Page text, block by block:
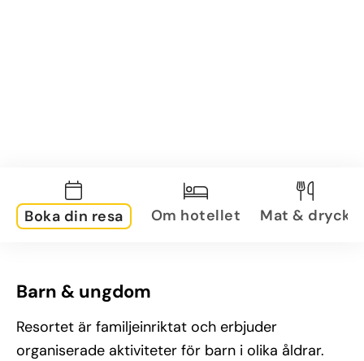
Boka din resa Om hotellet Mat & dryck
Barn & ungdom
Resortet är familjeinriktat och erbjuder
organiserade aktiviteter för barn i olika åldrar.